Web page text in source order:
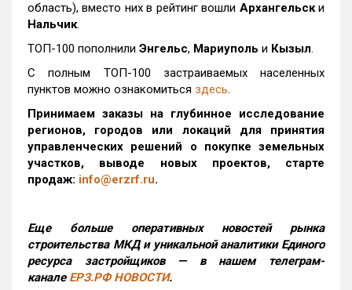
область), вместо них в рейтинг вошли Архангельски
Нальчик.
ТОП-100 пополнили Энгельс, Мариуполь и Кызыл.
С полным ТОП-100 застраиваемых населенных
пунктов можно ознакомиться здесь.
Принимаем заказы на глубинное исследование
регионов, городов или локаций для принятия
управленческих решений о покупке земельных
участков, выводе новых проектов, старте
продаж: info@erzrf.ru.
Еще больше оперативных новостей рынка
строительства МКД и уникальной аналитики Единого
ресурса застройщиков — в нашем телеграм-
канале ЕРЗ.РФ НОВОСТИ.